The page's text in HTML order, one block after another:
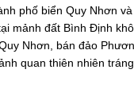
phố biển Quy Nhơn
mảnh đất Bình Định
Nhơn, bán đảo
quan thiên nhiên